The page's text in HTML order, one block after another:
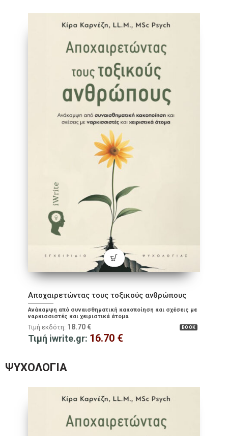
Αποχαιρετώντας τους τοξικούς ανθρώπους
Ανάκαμψη από συναισθηματική κακοποίηση και σχέσεις με
ναρκισσιστές και χειριστικά άτομα
BOOK
Τιμή εκδότη: 18.70 €
Τιμή iwrite.gr: 16.70 €
ΨΥΧΟΛΟΓΊΑ